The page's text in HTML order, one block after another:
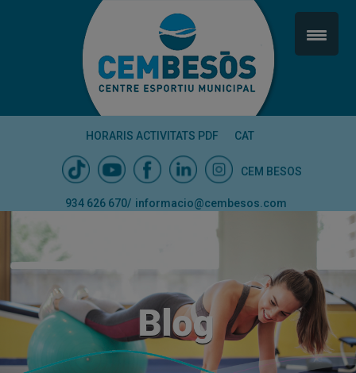
HORARIS ACTIVITATS PDF CAT
CEM BESOS
934 626 670/ informacio@cembesos.com